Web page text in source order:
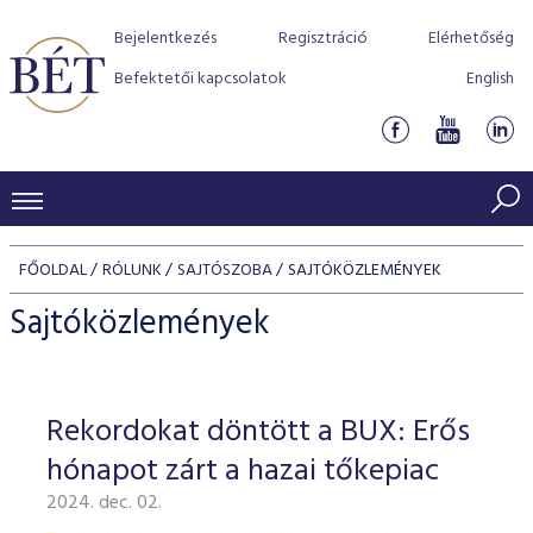
Bejelentkezés Regisztráció
Elérhetőség
Befektetői kapcsolatok
English
KERESKEDÉSI ADATOK
INDEXEK
Jelzáloglevél indexek
Vállalati kötvény indexek
Azonnali Piac
Részvények
Származékos piac
BEFEKTETŐK
Részvény szekció
Hitelpapír szekció
BÉT szabályzatok
Befektetővédelem
Alkalmazott díjstruktúra
Elszámolás
Részvény és vállalati kötvény tőzsdei bevezetését
program
BÉT Xtend - Részvénypiac egyszerűen
TŐZSDETAGOK
Tőzsdetagok, üzletkötők
VENDOROK
FŐOLDAL RÓLUNK SAJTÓSZOBA SAJTÓKÖZLEMÉNYEK
Sajtóközlemények
Rekordokat döntött a BUX: Erős
hónapot zárt a hazai tőkepiac
2024. dec. 02.